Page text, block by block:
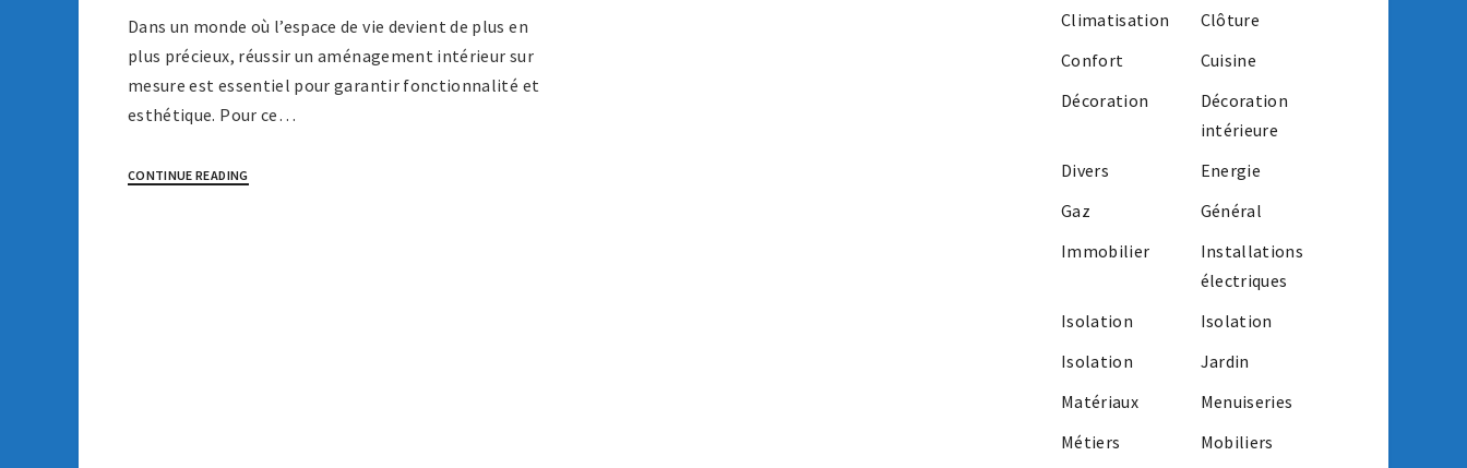
Dans un monde où l’espace de vie devient de plus en
plus précieux, réussir un aménagement intérieur sur
mesure est essentiel pour garantir fonctionnalité et
esthétique. Pour ce…
CONTINUE READING
Climatisation
Clôture
Confort
Cuisine
Décoration
Décoration
intérieure
Divers
Energie
Gaz
Général
Immobilier
Installations
électriques
Isolation
Isolation
Isolation
Jardin
Matériaux
Menuiseries
Métiers
Mobiliers